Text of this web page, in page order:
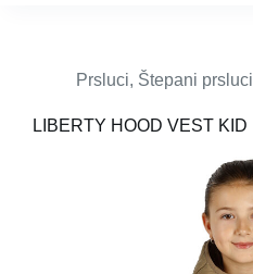
Prsluci, Štepani prsluci
LIBERTY HOOD VEST KID